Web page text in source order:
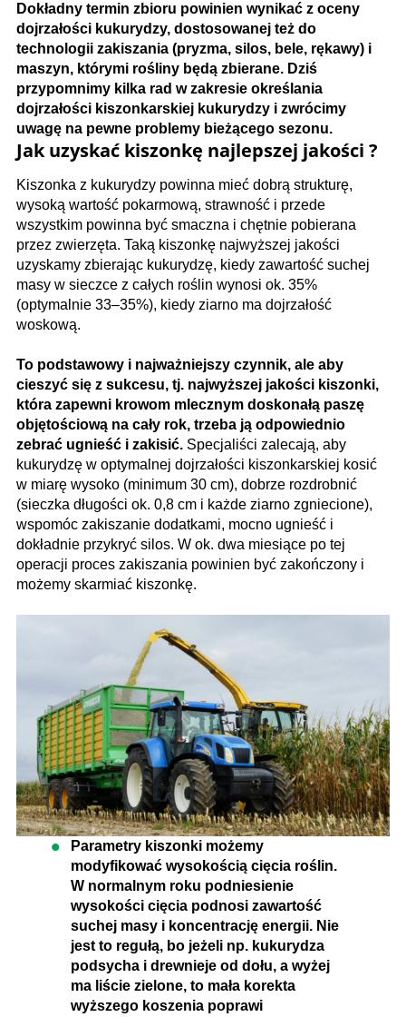
Dokładny termin zbioru powinien wynikać z oceny
dojrzałości kukurydzy, dostosowanej też do
technologii zakiszania (pryzma, silos, bele, rękawy) i
maszyn, którymi rośliny będą zbierane. Dziś
przypomnimy kilka rad w zakresie określania
dojrzałości kiszonkarskiej kukurydzy i zwrócimy
uwagę na pewne problemy bieżącego sezonu.
Jak uzyskać kiszonkę najlepszej jakości ?
Kiszonka z kukurydzy powinna mieć dobrą strukturę,
wysoką wartość pokarmową, strawność i przede
wszystkim powinna być smaczna i chętnie pobierana
przez zwierzęta. Taką kiszonkę najwyższej jakości
uzyskamy zbierając kukurydzę, kiedy zawartość suchej
masy w sieczce z całych roślin wynosi ok. 35%
(optymalnie 33–35%), kiedy ziarno ma dojrzałość
woskową.
To podstawowy i najważniejszy czynnik, ale aby
cieszyć się z sukcesu, tj. najwyższej jakości kiszonki,
która zapewni krowom mlecznym doskonałą paszę
objętościową na cały rok, trzeba ją odpowiednio
zebrać ugnieść i zakisić. Specjaliści zalecają, aby
kukurydzę w optymalnej dojrzałości kiszonkarskiej kosić
w miarę wysoko (minimum 30 cm), dobrze rozdrobnić
(sieczka długości ok. 0,8 cm i każde ziarno zgniecione),
wspomóc zakiszanie dodatkami, mocno ugnieść i
dokładnie przykryć silos. W ok. dwa miesiące po tej
operacji proces zakiszania powinien być zakończony i
możemy skarmiać kiszonkę.
Parametry kiszonki możemy
modyfikować wysokością cięcia roślin.
W normalnym roku podniesienie
wysokości cięcia podnosi zawartość
suchej masy i koncentrację energii. Nie
jest to regułą, bo jeżeli np. kukurydza
podsycha i drewnieje od dołu, a wyżej
ma liście zielone, to mała korekta
wyższego koszenia poprawi